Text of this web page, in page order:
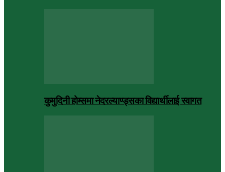
कुमुदिनी होम्समा नेदरल्याण्ड्सका विद्यार्थीलाई स्वागत